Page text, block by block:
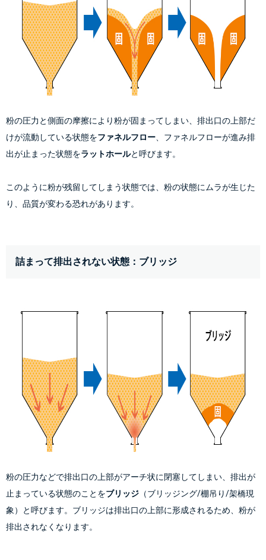
粉の圧力と側面の摩擦により粉が固まってしまい、排出口の上部だ
けが流動している状態をファネルフロー 、ファネルフローが進み排
出が止まった状態をラットホールと呼びます。
このように粉が残留してしまう状態では、粉の状態にムラが生じた
り、品質が変わる恐れがあります。
詰まって排出されない状態：ブリッジ
粉の圧力などで排出口の上部がアーチ状に閉塞してしまい、排出が
止まっている状態のことをブリッジ （ブリッジング/棚吊り/架橋現
象）と呼びます。ブリッジは排出口の上部に形成されるため、粉が
排出されなくなります。